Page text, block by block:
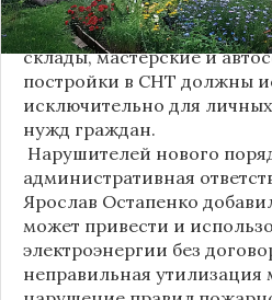
запретит открывать на
коммерческие объекты,
склады, мастерские и
постройки в СНТ должны
исключительно для
нужд граждан.
Нарушителей нового
административная
Ярослав Остапенко
может привести и
электроэнергии без
неправильная утилизация